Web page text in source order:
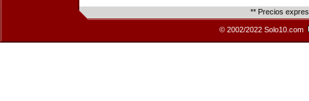
** Precios
© 2002/2022 Solo10.com